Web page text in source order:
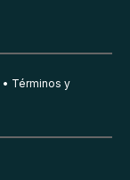
Términos y